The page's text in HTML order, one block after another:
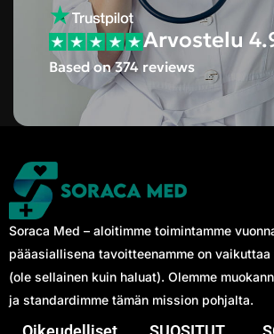
Arvostelu
Based on 374 reviews
Soraca Med – aloitimme toimintamme
pääasiallisena tavoitteenamme on
(ole sellainen kuin haluat). Olemme
ja standardimme tämän mission pohjalta.